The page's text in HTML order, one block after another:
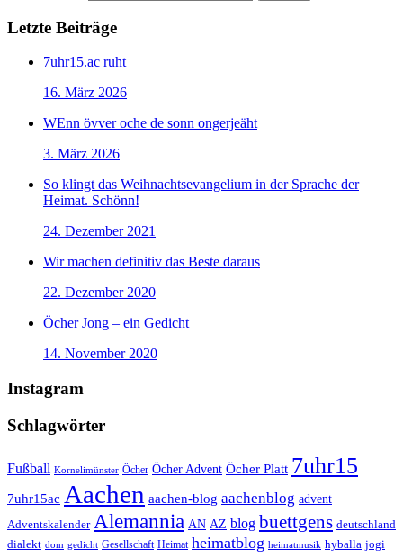
Letzte Beiträge
7uhr15.ac ruht
16. März 2026
WEnn övver oche de sonn ongerjeäht
3. März 2026
So klingt das Weihnachtsevangelium in der Sprache der
Heimat. Schönn!
24. Dezember 2021
Wir machen definitiv das Beste daraus
22. Dezember 2020
Öcher Jong – ein Gedicht
14. November 2020
Instagram
Schlagwörter
Fußball Kornelimünster Öcher Öcher Advent Öcher Platt 7uhr15
7uhr15ac Aachen aachen-blog aachenblog advent
Adventskalender Alemannia AN AZ blog buettgens deutschland
dialekt dom gedicht Gesellschaft Heimat heimatblog heimatmusik hyballa jogi